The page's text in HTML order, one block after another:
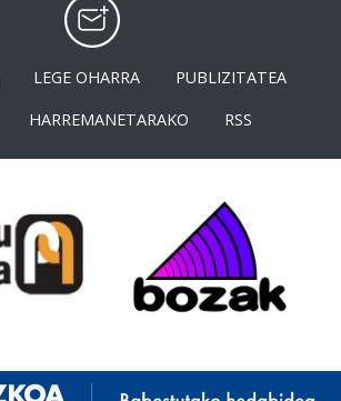
LEGE OHARRA
PUBLIZITATEA
HARREMANETARAKO RSS